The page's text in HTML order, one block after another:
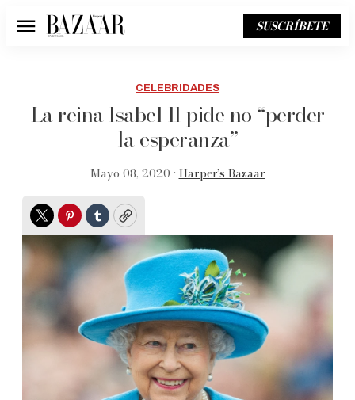
Menú SUSCRÍBETE
CELEBRIDADES
La reina Isabel II pide no “perder
la esperanza”
Mayo 08, 2020 • Harper’s Bazaar
TwitterPinterest
TumblrCopy